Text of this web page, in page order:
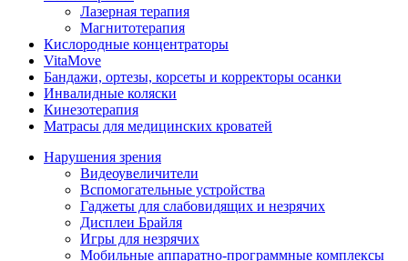
Лазерная терапия
Магнитотерапия
Кислородные концентраторы
VitaMove
Бандажи, ортезы, корсеты и корректоры осанки
Инвалидные коляски
Кинезотерапия
Матрасы для медицинских кроватей
Нарушения зрения
Видеоувеличители
Вспомогательные устройства
Гаджеты для слабовидящих и незрячих
Дисплеи Брайля
Игры для незрячих
Мобильные аппаратно-программные комплексы